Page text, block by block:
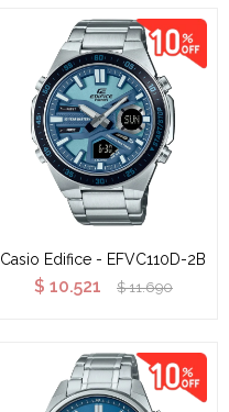
Casio Edifice - EFVC110D-2B
$ 10.521 $ 11.690